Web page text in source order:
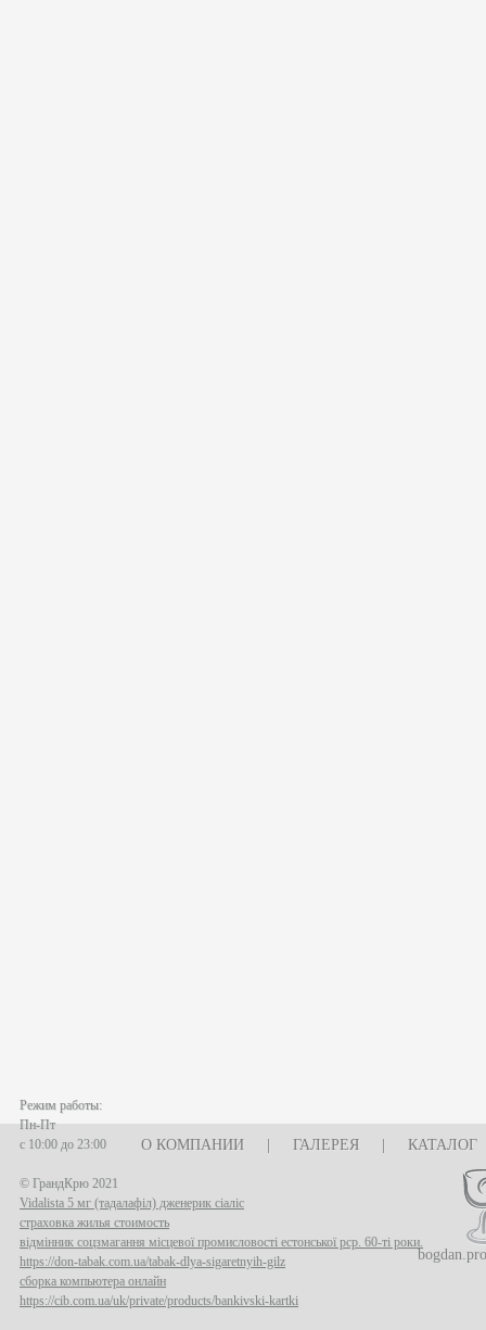
О КОМПАНИИ ГАЛЕРЕЯ КАТАЛОГ
Режим работы:
Пн-Пт
с 10:00 до 23:00
© ГрандКрю 2021
Vidalista 5 мг (тадалафіл) дженерик сіаліс
страховка жилья стоимость
відмінник соцзмагання місцевої промисловості естонської рср. 60-ті роки.
https://don-tabak.com.ua/tabak-dlya-sigaretnyih-gilz
сборка компьютера онлайн
https://cib.com.ua/uk/private/products/bankivski-kartki